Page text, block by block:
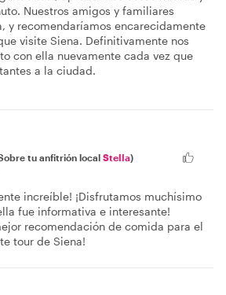
Nuestros amigos y familiares
y recomendaríamos encarecidamente
visite Siena. Definitivamente nos
con ella nuevamente cada vez que
a la ciudad.
tu anfitrión local Stella)
increíble! ¡Disfrutamos muchísimo
fue informativa e interesante!
recomendación de comida para el
tour de Siena!